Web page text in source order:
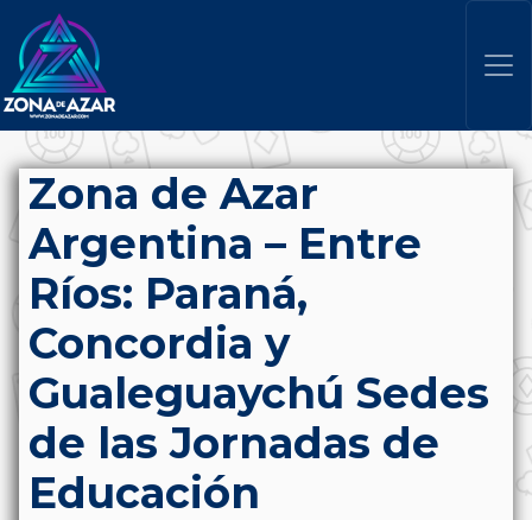
Zona de Azar
Argentina – Entre
Ríos: Paraná,
Concordia y
Gualeguaychú Sedes
de las Jornadas de
Educación